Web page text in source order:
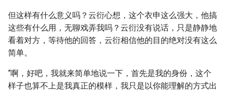
但这样有什么意义吗？云衍心想，这个衣申这么强大，他搞
这些有什么用，无聊戏弄我吗？云衍没有说话，只是静静地
看着对方，等待他的回答，云衍相信他的目的绝对没有这么
简单。
“啊，好吧，我就来简单地说一下，首先是我的身份，这个
样子也算不上是我真正的模样，我只是以你能理解的方式出